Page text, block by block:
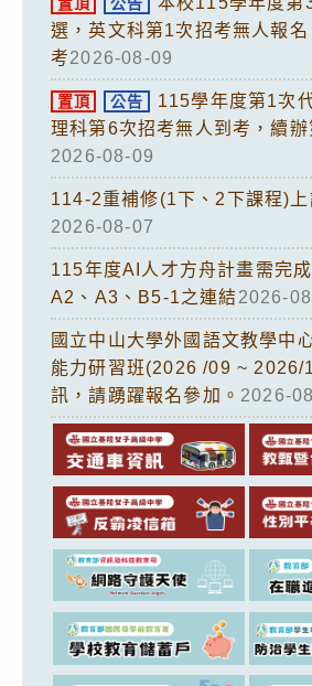
選，英文科第1次招考無人報
考2026-08-09
置頂 公告
115學年度第1次
理科第6次招考無人到考，續
2026-08-09
114-2重補修(1下、2下課程)
2026-08-07
115年度AI人才方舟計畫需完成
A2、A3、B5-1之連結2026-
國立中山大學外國語文教學中
能力研習班(2026 /09 ~ 2026/
訊，請踴躍報名參加。 2026-